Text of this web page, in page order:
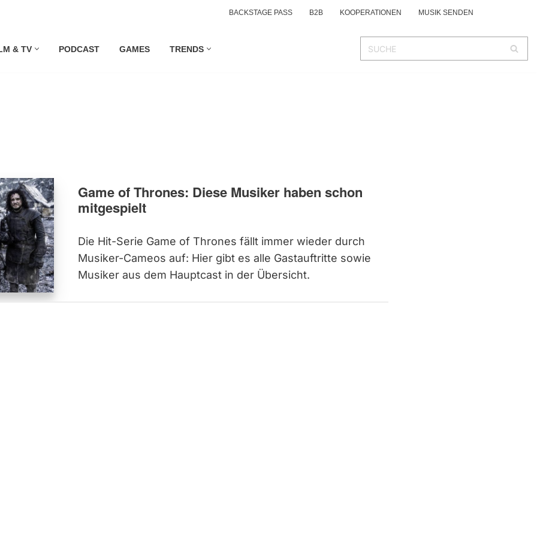
BACKSTAGE PASS B2B KOOPERATIONEN MUSIK SENDEN
& TV PODCAST GAMES TRENDS
Game of Thrones: Diese Musiker haben schon
mitgespielt
Die Hit-Serie Game of Thrones fällt immer wieder durch
Musiker-Cameos auf: Hier gibt es alle Gastauftritte sowie
Musiker aus dem Hauptcast in der Übersicht.